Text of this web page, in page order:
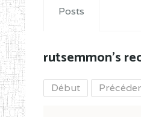
Posts
rutsemmon's
Début